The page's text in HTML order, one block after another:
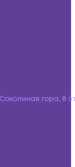
гора, 8